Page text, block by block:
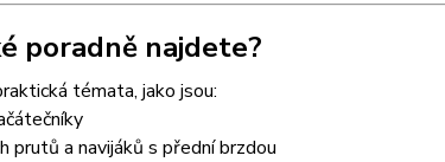
poradně najdete?
témata, jako jsou:
prutů a navijáků s přední brzdou